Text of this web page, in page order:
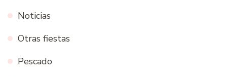
Noticias
Otras fiestas
Pescado